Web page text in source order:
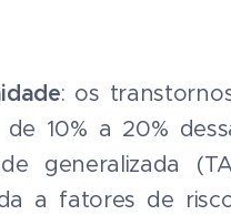
: os
10% a 20%
generalizada
a fatores de